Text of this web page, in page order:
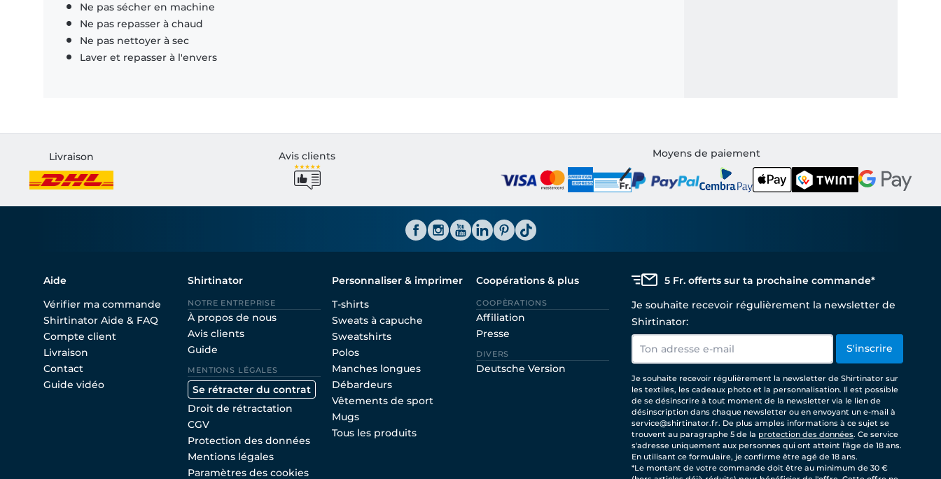
Ne pas sécher en machine
Ne pas repasser à chaud
Ne pas nettoyer à sec
Laver et repasser à l'envers
Livraison Avis clients Moyens de paiement
Aide
Vérifier ma commande
Shirtinator Aide & FAQ
Compte client
Livraison
Contact
Guide vidéo
Shirtinator
NOTRE ENTREPRISE
À propos de nous
Avis clients
Guide
MENTIONS LÉGALES
Se rétracter du contrat
Droit de rétractation
CGV
Protection des données
Mentions légales
Paramètres des cookies
Personnaliser & imprimer
T-shirts
Sweats à capuche
Sweatshirts
Polos
Manches longues
Débardeurs
Vêtements de sport
Mugs
Tous les produits
Coopérations & plus
COOPÈRATIONS
Affiliation
Presse
DIVERS
Deutsche Version
5 Fr. offerts sur ta prochaine commande*
Je souhaite recevoir régulièrement la newsletter de
Shirtinator:
S'inscrire
Je souhaite recevoir régulièrement la newsletter de Shirtinator sur
les textiles, les cadeaux photo et la personnalisation. Il est possible
de se désinscrire à tout moment de la newsletter via le lien de
désinscription dans chaque newsletter ou en envoyant un e-mail à
service@shirtinator.fr. De plus amples informations à ce sujet se
trouvent au paragraphe 5 de la protection des données. Ce service
s'adresse uniquement aux personnes qui ont atteint l'âge de 18 ans.
En utilisant ce formulaire, je confirme être agé de 18 ans.
*Le montant de votre commande doit être au minimum de 30 €